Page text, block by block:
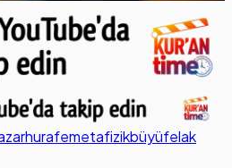
hurafemetafizikbüyüfelak